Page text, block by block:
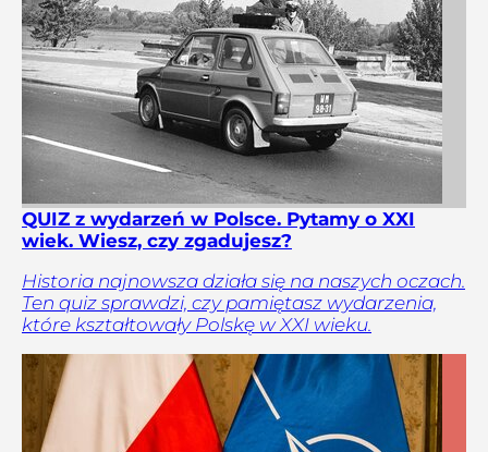
QUIZ z wydarzeń w Polsce. Pytamy o XXI
wiek. Wiesz, czy zgadujesz?
Historia najnowsza działa się na naszych oczach.
Ten quiz sprawdzi, czy pamiętasz wydarzenia,
które kształtowały Polskę w XXI wieku.